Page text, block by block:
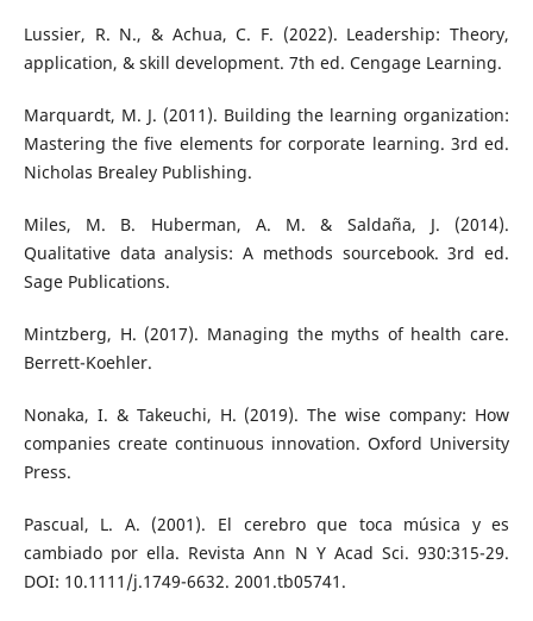
Lussier, R. N., & Achua, C. F. (2022). Leadership: Theory,
application, & skill development. 7th ed. Cengage Learning.
Marquardt, M. J. (2011). Building the learning organization:
Mastering the five elements for corporate learning. 3rd ed.
Nicholas Brealey Publishing.
Miles, M. B. Huberman, A. M. & Saldaña, J. (2014).
Qualitative data analysis: A methods sourcebook. 3rd ed.
Sage Publications.
Mintzberg, H. (2017). Managing the myths of health care.
Berrett-Koehler.
Nonaka, I. & Takeuchi, H. (2019). The wise company: How
companies create continuous innovation. Oxford University
Press.
Pascual, L. A. (2001). El cerebro que toca música y es
cambiado por ella. Revista Ann N Y Acad Sci. 930:315-29.
DOI: 10.1111/j.1749-6632. 2001.tb05741.